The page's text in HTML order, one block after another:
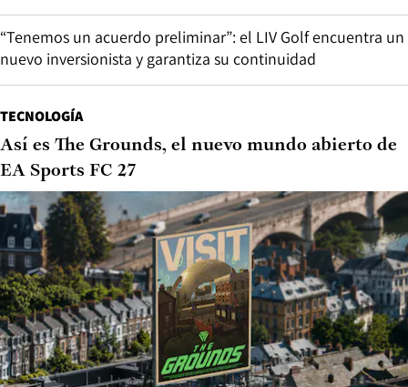
“Tenemos un acuerdo preliminar”: el LIV Golf encuentra un
nuevo inversionista y garantiza su continuidad
TECNOLOGÍA
Así es The Grounds, el nuevo mundo abierto de
EA Sports FC 27